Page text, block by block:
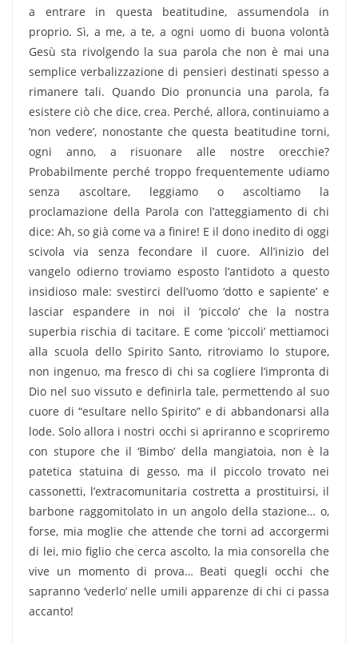
a entrare in questa beatitudine, assumendola in
proprio. Sì, a me, a te, a ogni uomo di buona volontà
Gesù sta rivolgendo la sua parola che non è mai una
semplice verbalizzazione di pensieri destinati spesso a
rimanere tali. Quando Dio pronuncia una parola, fa
esistere ciò che dice, crea. Perché, allora, continuiamo a
‘non vedere’, nonostante che questa beatitudine torni,
ogni anno, a risuonare alle nostre orecchie?
Probabilmente perché troppo frequentemente udiamo
senza ascoltare, leggiamo o ascoltiamo la
proclamazione della Parola con l’atteggiamento di chi
dice: Ah, so già come va a finire! E il dono inedito di oggi
scivola via senza fecondare il cuore. All’inizio del
vangelo odierno troviamo esposto l’antidoto a questo
insidioso male: svestirci dell’uomo ‘dotto e sapiente’ e
lasciar espandere in noi il ‘piccolo’ che la nostra
superbia rischia di tacitare. E come ‘piccoli’ mettiamoci
alla scuola dello Spirito Santo, ritroviamo lo stupore,
non ingenuo, ma fresco di chi sa cogliere l’impronta di
Dio nel suo vissuto e definirla tale, permettendo al suo
cuore di “esultare nello Spirito” e di abbandonarsi alla
lode. Solo allora i nostri occhi si apriranno e scopriremo
con stupore che il ‘Bimbo’ della mangiatoia, non è la
patetica statuina di gesso, ma il piccolo trovato nei
cassonetti, l’extracomunitaria costretta a prostituirsi, il
barbone raggomitolato in un angolo della stazione… o,
forse, mia moglie che attende che torni ad accorgermi
di lei, mio figlio che cerca ascolto, la mia consorella che
vive un momento di prova… Beati quegli occhi che
sapranno ‘vederlo’ nelle umili apparenze di chi ci passa
accanto!